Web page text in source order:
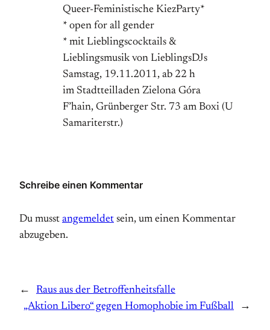
Queer-Feministische KiezParty*
* open for all gender
* mit Lieblingscocktails &
Lieblingsmusik von LieblingsDJs
Samstag, 19.11.2011, ab 22 h
im Stadtteilladen Zielona Góra
F’hain, Grünberger Str. 73 am Boxi (U
Samariterstr.)
Schreibe einen Kommentar
Du musst angemeldet sein, um einen Kommentar
abzugeben.
←
Raus aus der Betroffenheitsfalle
„Aktion Libero“ gegen Homophobie im Fußball
→